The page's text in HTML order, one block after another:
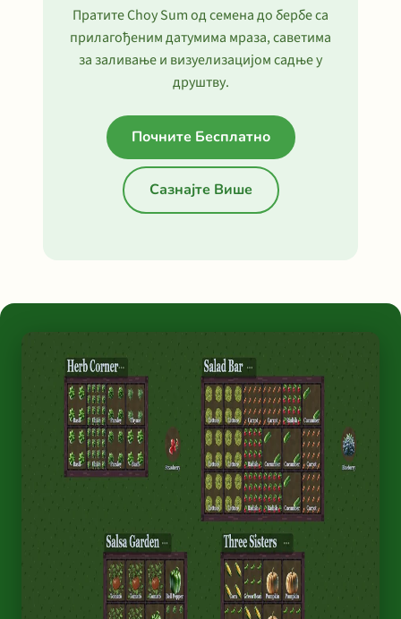
Пратите Choy Sum од семена до бербе са
прилагођеним датумима мраза, саветима
за заливање и визуелизацијом садње у
друштву.
Почните Бесплатно
Сазнајте Више